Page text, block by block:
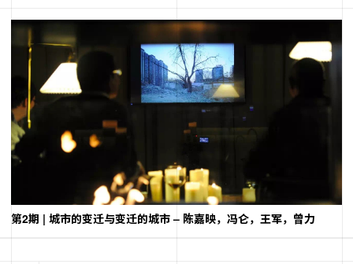
第2期 | 城市的变迁与变迁的城市 – 陈嘉映，冯仑，王军，曾力